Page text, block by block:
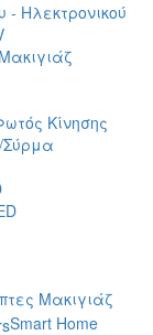
Ηλεκτρονικού
Κίνησης
Σύρμα
Μακιγιάζ
Smart Home